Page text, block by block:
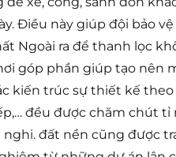
Điều này giúp đội bảo
Ngoài ra để thanh lọc
góp phần giúp tạo nên
kiến trúc sự thiết kế
đều được chăm chút
đất nền cũng được